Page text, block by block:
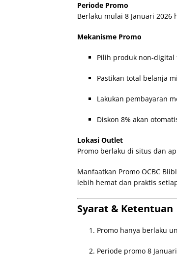
Periode Promo
Berlaku mulai 8 Januari 2026
Mekanisme Promo
Pilih produk non-
Pastikan total belanja
Lakukan pembayaran
Diskon 8% akan
Lokasi Outlet
Promo berlaku di situs dan
Manfaatkan Promo OCBC
lebih hemat dan praktis
Syarat & Ketentuan
Promo hanya berlaku
Periode promo 8